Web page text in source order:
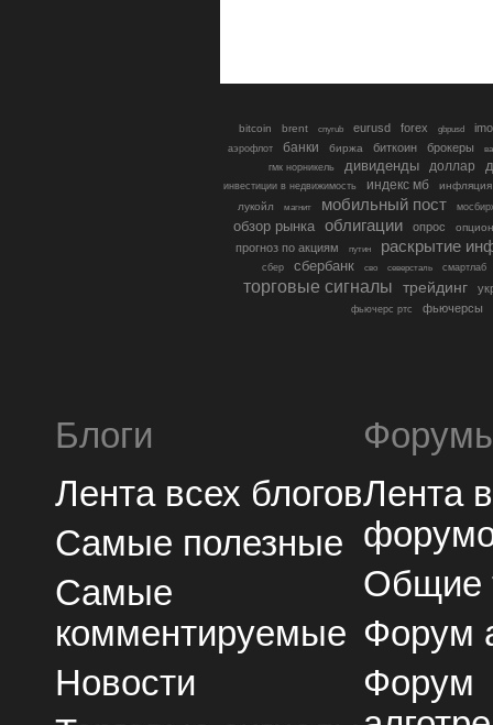
bitcoin brent cnyrub eurusd forex gbpusd
аэрофлот банки биржа биткоин брокеры
гмк норникель
дивиденды доллар
инвестиции в недвижимость индекс мб
инфляция
лукойл
магнит мобильный пост
обзор рынка облигации опрос
прогноз по акциям путин раскрытие
сбер сбербанк сво северсталь смартлаб
торговые сигналы трейдинг
фьючерс ртс фьючерсы
Блоги
Лента всех блогов
Самые полезные
Самые
комментируемые
Новости
Лента
Общие
Форум
Форум